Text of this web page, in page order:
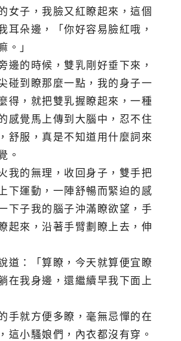
女子，我臉又紅瞭起來，這個
耳朵邊，「你好容易臉紅哦，
。」
邊的時候，雙乳剛好垂下來，
碰到瞭那麼一點，我的身子一
得，就把雙乳握瞭起來，一種
感覺馬上傳到大腦中，忍不住
舒服，真是不知道用什麼詞來
。
我的無理，收回身子，雙手把
下運動，一陣舒暢而緊迫的感
下子我的腦子沖滿瞭欲望，手
起來，沿著手臂劃瞭上去，伸
道：「算瞭，今天就算便宜瞭
在我身邊，還繼續早我下面上
手就方便多瞭，毫無忌憚的在
這小騷娘們，內衣都沒有穿。